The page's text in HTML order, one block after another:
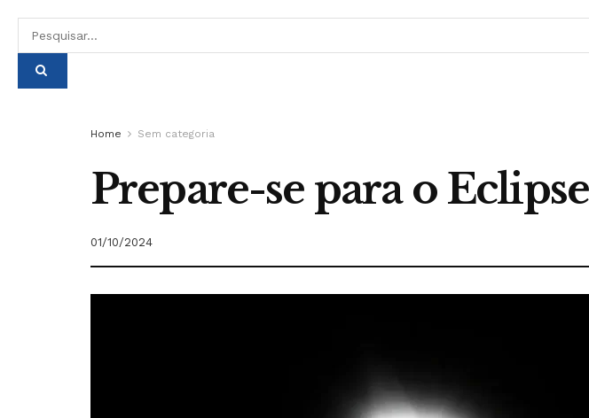
Home Sem categoria
Prepare-se para o
01/10/2024